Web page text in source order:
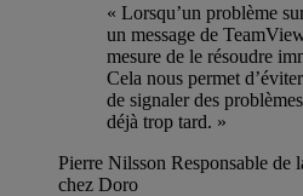
« Lorsqu’un problème
un message de
mesure de le résoudre
Cela nous permet
de signaler des
déjà trop tard. »
Pierre Nilsson Responsable de
chez Doro